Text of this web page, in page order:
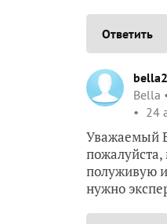
Ответить
Bella
24
Уважаемый
полуживую
нужно